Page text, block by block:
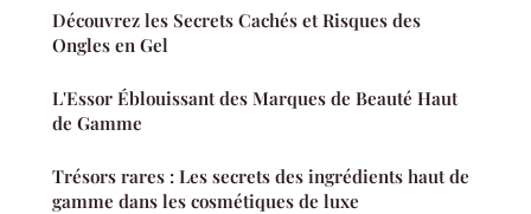
Découvrez les Secrets Cachés et Risques des
Ongles en Gel
L'Essor Éblouissant des Marques de Beauté Haut
de Gamme
Trésors rares : Les secrets des ingrédients haut de
gamme dans les cosmétiques de luxe